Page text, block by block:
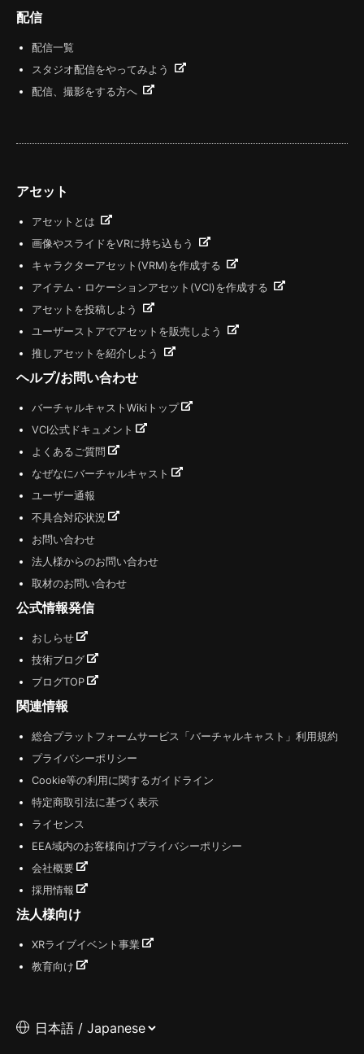
配信
配信一覧
スタジオ配信をやってみよう
配信、撮影をする方へ
アセット
アセットとは
画像やスライドをVRに持ち込もう
キャラクターアセット(VRM)を作成する
アイテム・ロケーションアセット(VCI)を作成する
アセットを投稿しよう
ユーザーストアでアセットを販売しよう
推しアセットを紹介しよう
ヘルプ/お問い合わせ
バーチャルキャストWikiトップ
VCI公式ドキュメント
よくあるご質問
なぜなにバーチャルキャスト
ユーザー通報
不具合対応状況
お問い合わせ
法人様からのお問い合わせ
取材のお問い合わせ
公式情報発信
おしらせ
技術ブログ
ブログTOP
関連情報
総合プラットフォームサービス「バーチャルキャスト」利用規約
プライバシーポリシー
Cookie等の利用に関するガイドライン
特定商取引法に基づく表示
ライセンス
EEA域内のお客様向けプライバシーポリシー
会社概要
採用情報
法人様向け
XRライブイベント事業
教育向け